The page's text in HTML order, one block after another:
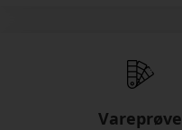
Vareprøve